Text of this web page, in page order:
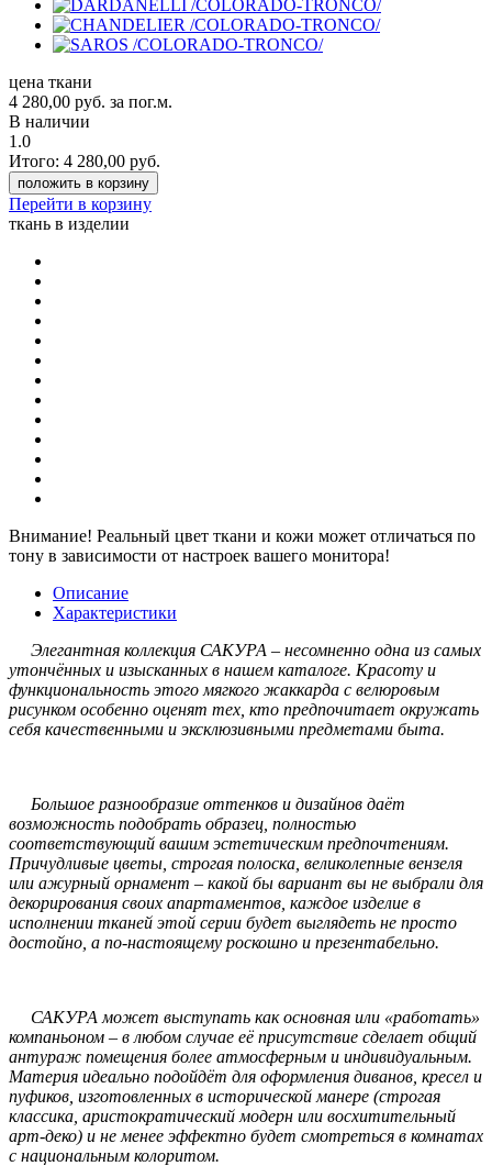
цена ткани
4 280,00 руб. за пог.м.
В наличии
1.0
Итого: 4 280,00 руб.
положить в корзину
Перейти в корзину
ткань в изделии
Внимание! Реальный цвет ткани и кожи может отличаться по
тону в зависимости от настроек вашего монитора!
Описание
Характеристики
Элегантная коллекция САКУРА – несомненно одна из самых
утончённых и изысканных в нашем каталоге. Красоту и
функциональность этого мягкого жаккарда с велюровым
рисунком особенно оценят тех, кто предпочитает окружать
себя качественными и эксклюзивными предметами быта.
Большое разнообразие оттенков и дизайнов даёт
возможность подобрать образец, полностью
соответствующий вашим эстетическим предпочтениям.
Причудливые цветы, строгая полоска, великолепные вензеля
или ажурный орнамент – какой бы вариант вы не выбрали для
декорирования своих апартаментов, каждое изделие в
исполнении тканей этой серии будет выглядеть не просто
достойно, а по-настоящему роскошно и презентабельно.
САКУРА может выступать как основная или «работать»
компаньоном – в любом случае её присутствие сделает общий
антураж помещения более атмосферным и индивидуальным.
Материя идеально подойдёт для оформления диванов, кресел и
пуфиков, изготовленных в исторической манере (строгая
классика, аристократический модерн или восхитительный
арт-деко) и не менее эффектно будет смотреться в комнатах
с национальным колоритом.